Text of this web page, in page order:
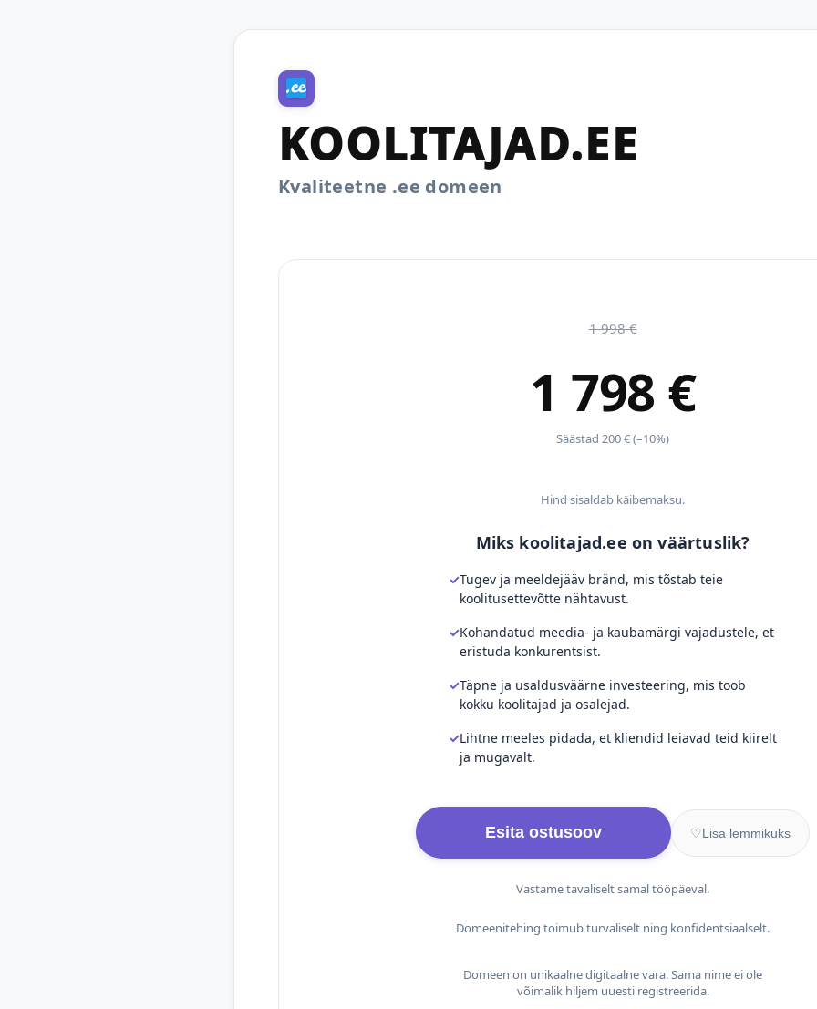
KOOLITAJAD.EE
Kvaliteetne .ee domeen
1 998 €
1 798 €
Säästad 200 € (–10%)
Hind sisaldab käibemaksu.
Miks koolitajad.ee on väärtuslik?
Tugev ja meeldejääv bränd, mis tõstab teie
koolitusettevõtte nähtavust.
Kohandatud meedia- ja kaubamärgi vajadustele, et
eristuda konkurentsist.
Täpne ja usaldusväärne investeering, mis toob
kokku koolitajad ja osalejad.
Lihtne meeles pidada, et kliendid leiavad teid kiirelt
ja mugavalt.
Esita ostusoov ♡Lisa lemmikuks
Vastame tavaliselt samal tööpäeval.
Domeenitehing toimub turvaliselt ning konfidentsiaalselt.
Domeen on unikaalne digitaalne vara. Sama nime ei ole
võimalik hiljem uuesti registreerida.